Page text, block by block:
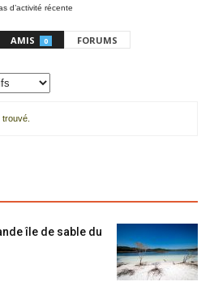
d’activité récente
AMIS 0 FORUMS
île de sable du